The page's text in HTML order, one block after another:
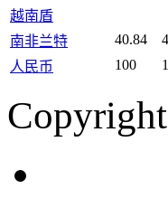
越南盾
南非兰特
40.84
人民币
100